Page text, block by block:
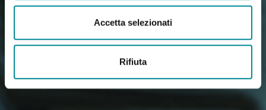
Accetta selezionati
Rifiuta